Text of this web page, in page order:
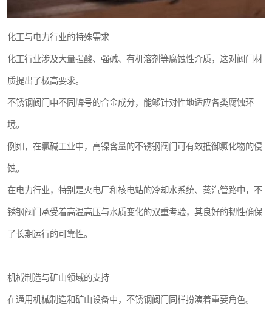
化工与电力行业的特殊需求
化工行业涉及大量强酸、强碱、有机溶剂等腐蚀性介质，这对阀门材
质提出了极高要求。
不锈钢阀门中不同牌号的合金成分，能够针对性地适应各类腐蚀环
境。
例如，在氯碱工业中，高镍含量的不锈钢阀门可有效抵御氯化物的侵
蚀。
在电力行业，特别是火电厂和核电站的冷却水系统、蒸汽管路中，不
锈钢阀门承受着高温高压与水质变化的双重考验，其良好的韧性确保
了长期运行的可靠性。
机械制造与矿山领域的支持
在通用机械制造和矿山设备中，不锈钢阀门同样扮演着重要角色。